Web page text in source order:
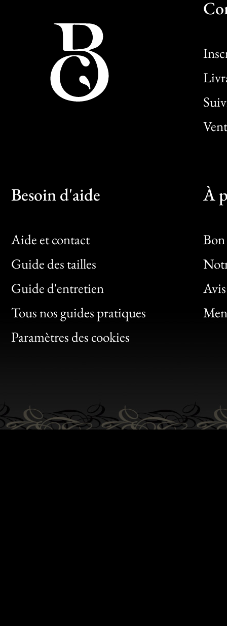
Besoin d'aide
Aide et contact
Guide des tailles
Guide d'entretien
Tous nos guides pratiques
Paramètres des cookies
À
Bon
Clic